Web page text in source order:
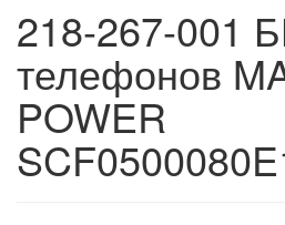
218-267-001
телефонов
POWER